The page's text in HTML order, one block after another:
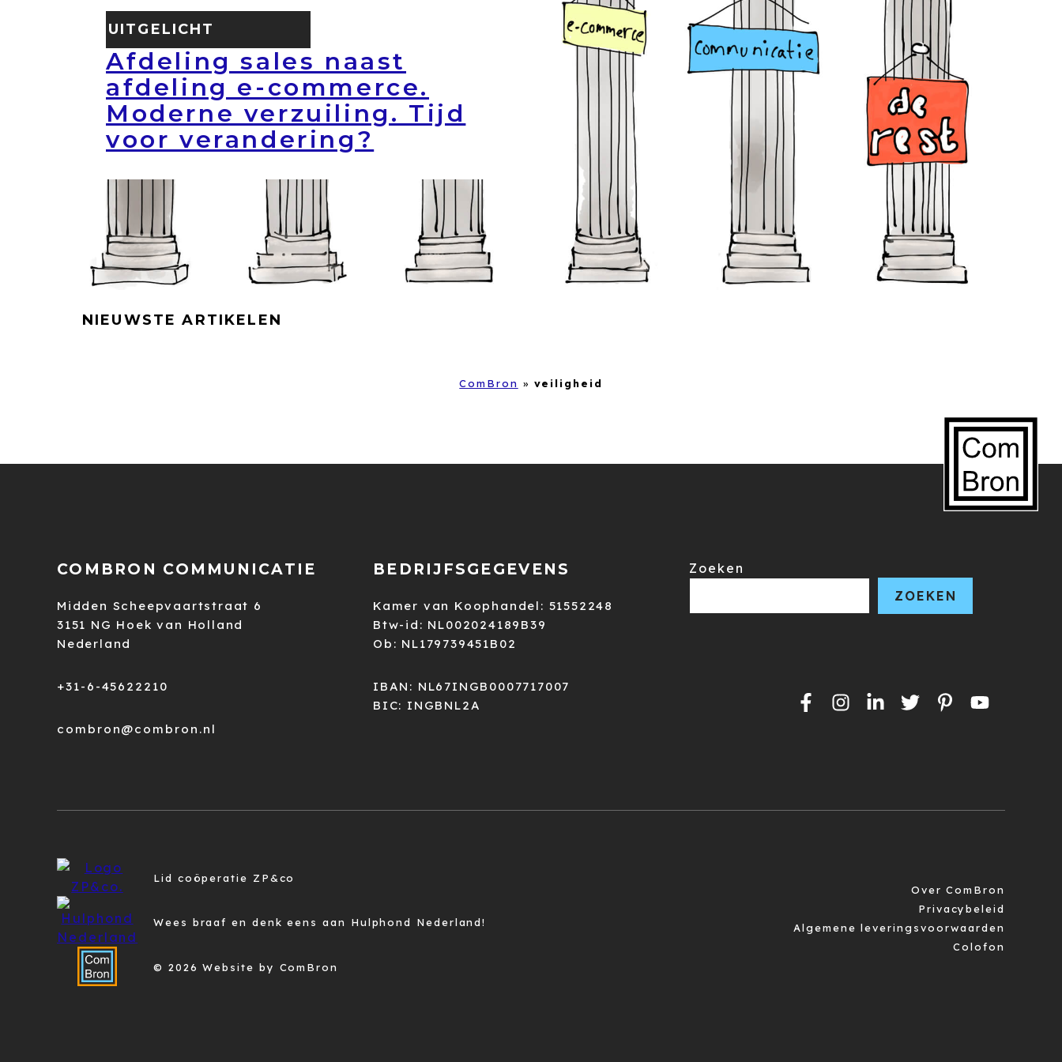
UITGELICHT
Afdeling sales naast
afdeling e-commerce.
Moderne verzuiling. Tijd
voor verandering?
NIEUWSTE ARTIKELEN
ComBron » veiligheid
COMBRON COMMUNICATIE
Midden Scheepvaartstraat 6
3151 NG Hoek van Holland
Nederland
+31-6-45622210
combron@combron.nl
BEDRIJFSGEGEVENS
Kamer van Koophandel: 51552248
Btw-id: NL002024189B39
Ob: NL179739451B02
IBAN: NL67INGB0007717007
BIC: INGBNL2A
Zoeken
ZOEKEN
Lid coöperatie ZP&co
Wees braaf en denk eens aan Hulphond Nederland!
© 2026 Website by ComBron
Over ComBron
Privacybeleid
Algemene leveringsvoorwaarden
Colofon